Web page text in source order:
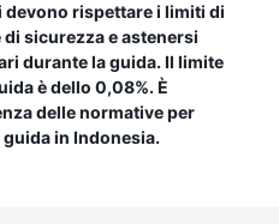
rispettare i limiti di
sicurezza e astenersi
durante la guida. Il limite
è dello 0,08%. È
delle normative per
in Indonesia.